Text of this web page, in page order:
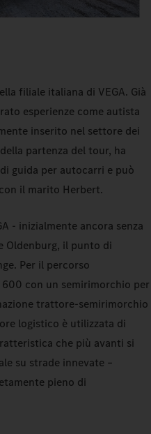
filiale italiana di VEGA. Già
esperienze come autista
inserito nel settore dei
partenza del tour, ha
guida per autocarri e può
il marito Herbert.
- inizialmente ancora senza
Oldenburg, il punto di
Per il percorso
con un semirimorchio per
trattore-semirimorchio
logistico è utilizzata di
che più avanti si
su strade innevate –
pieno di